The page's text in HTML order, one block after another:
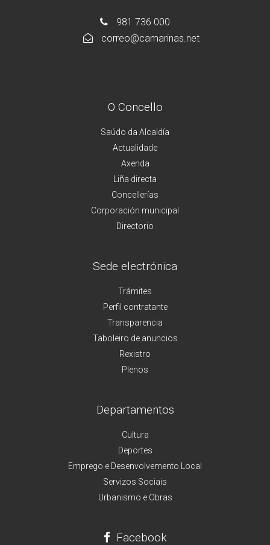
981 736 000
correo@camarinas.net
O Concello
Saúdo da Alcaldía
Actualidade
Axenda
Liña directa
Concellerías
Corporación municipal
Directorio
Sede electrónica
Trámites
Perfil contratante
Transparencia
Taboleiro de anuncios
Rexistro
Plenos
Departamentos
Cultura
Deportes
Emprego e Desenvolvemento Local
Servizos Sociais
Urbanismo e Obras
Facebook